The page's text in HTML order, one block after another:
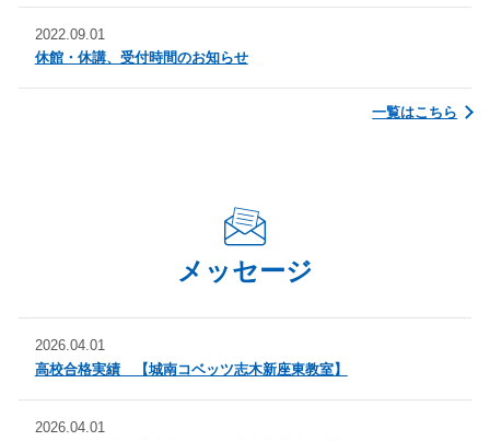
2022.09.01
休館・休講、受付時間のお知らせ
一覧はこちら
メッセージ
2026.04.01
高校合格実績 【城南コベッツ志木新座東教室】
2026.04.01